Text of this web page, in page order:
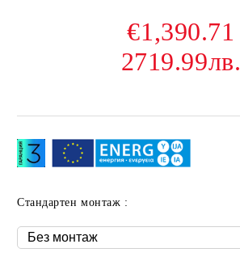
€1,390.71
2719.99лв.
Стандартен монтаж :